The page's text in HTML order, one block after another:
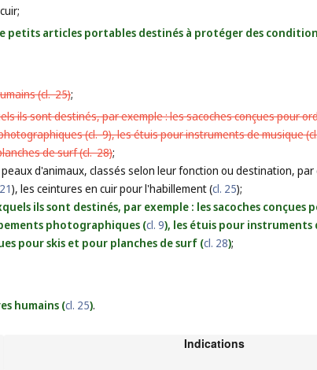
petits articles portables destinés à protéger des
(cl. 25);
ils sont destinés, par exemple : les sacoches conçues pour
(cl. 9), les étuis pour instruments de musique (
de surf (cl. 28);
d'animaux, classés selon leur fonction ou destination, par
), les ceintures en cuir pour l'habillement (cl. 25);
ils sont destinés, par exemple : les sacoches
photographiques (cl. 9), les étuis pour instruments
pour skis et pour planches de surf (cl. 28);
humains (cl. 25).
Indications